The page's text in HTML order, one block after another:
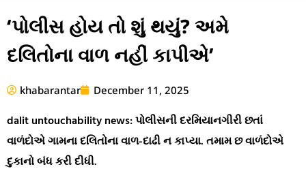
‘પોલીસ હોય તો શું થયું? અમે
દલિતોના વાળ નહીં કાપીએ’
khabarantar December 11, 2025
dalit untouchability news: પોલીસની દરમિયાનગીરી છતાં
વાળંદોએ ગામના દલિતોના વાળ-દાઢી ન કાપ્યા. તમામ છ વાળંદોએ
દુકાનો બંધ કરી દીધી.